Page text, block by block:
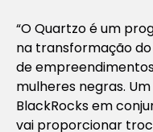
“O Quartzo é um
na transformação
de
mulheres negras.
BlackRocks em
vai proporcionar